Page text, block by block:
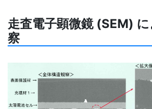
走査電子顕微鏡 (SEM)
察